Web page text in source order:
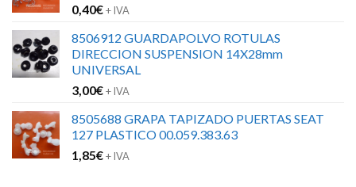
0,40€+ IVA
8506912 GUARDAPOLVO ROTULAS
DIRECCION SUSPENSION 14X28mm
UNIVERSAL
3,00€+ IVA
8505688 GRAPA TAPIZADO PUERTAS SEAT
127 PLASTICO 00.059.383.63
1,85€+ IVA